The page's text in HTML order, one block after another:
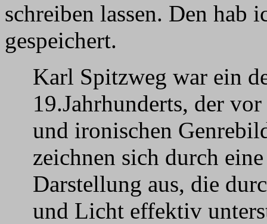
schreiben lassen. Den hab
gespeichert.
Karl Spitzweg war ein
19.Jahrhunderts, der
und ironischen
zeichnen sich durch
Darstellung aus, die
und Licht effektiv